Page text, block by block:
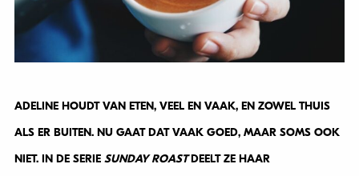
ADELINE HOUDT VAN ETEN, VEEL EN VAAK, EN ZOWEL THUIS
ALS ER BUITEN. NU GAAT DAT VAAK GOED, MAAR SOMS OOK
NIET. IN DE SERIE SUNDAY ROASTDEELT ZE HAAR